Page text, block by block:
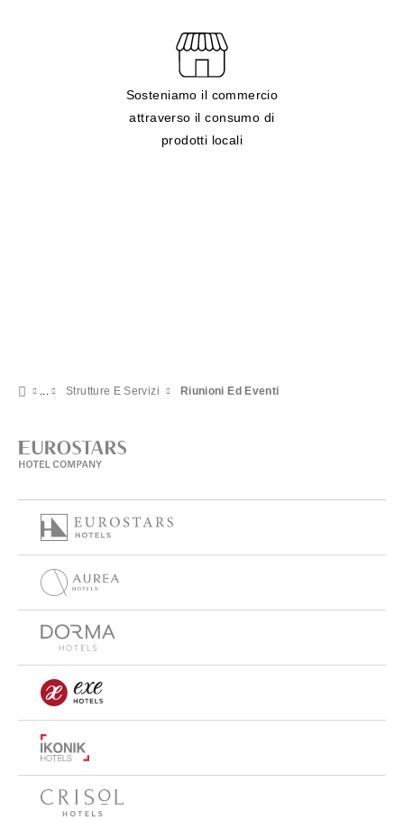
Sosteniamo il commercio
attraverso il consumo di
prodotti locali
Strutture E Servizi Riunioni Ed Eventi